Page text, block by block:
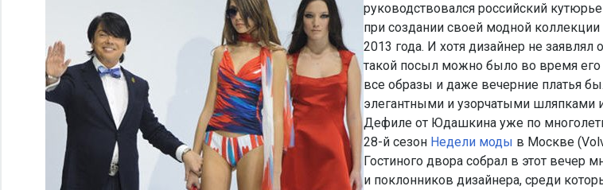
руководствовался российский
при создании своей модной коллекции
2013 года. И хотя дизайнер не заявлял
такой посыл можно было во время его
все образы и даже вечерние платья
элегантными и узорчатыми шляпками
Дефиле от Юдашкина уже по
28-й сезон Недели моды в Москве
Гостиного двора собрал в этот вечер
и поклонников дизайнера, среди